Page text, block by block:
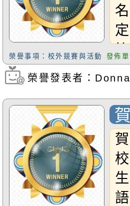
榮譽事項：校外競賽與活動 發佈
瀏覽次數：316
榮譽發表者：Donna